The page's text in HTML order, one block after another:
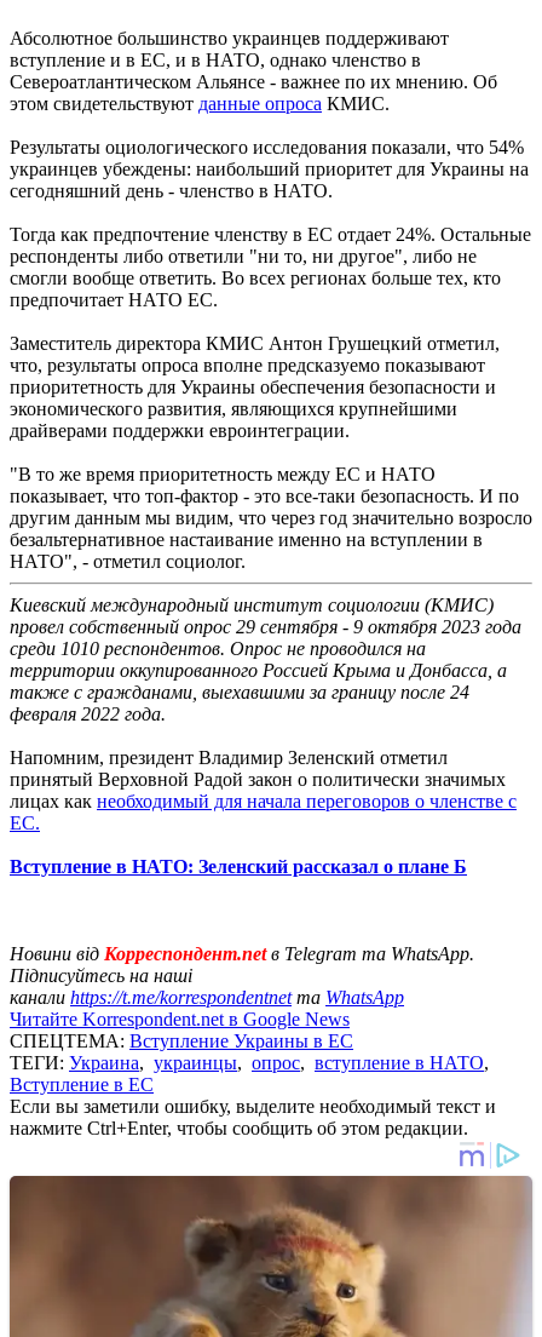
Абсолютное большинство украинцев поддерживают
вступление и в ЕС, и в НАТО, однако членство в
Североатлантическом Альянсе - важнее по их мнению. Об
этом свидетельствуют данные опроса КМИС.
Результаты оциологического исследования показали, что 54%
украинцев убеждены: наибольший приоритет для Украины на
сегодняшний день - членство в НАТО.
Тогда как предпочтение членству в ЕС отдает 24%. Остальные
респонденты либо ответили "ни то, ни другое", либо не
смогли вообще ответить. Во всех регионах больше тех, кто
предпочитает НАТО ЕС.
Заместитель директора КМИС Антон Грушецкий отметил,
что, результаты опроса вполне предсказуемо показывают
приоритетность для Украины обеспечения безопасности и
экономического развития, являющихся крупнейшими
драйверами поддержки евроинтеграции.
"В то же время приоритетность между ЕС и НАТО
показывает, что топ-фактор - это все-таки безопасность. И по
другим данным мы видим, что через год значительно возросло
безальтернативное настаивание именно на вступлении в
НАТО", - отметил социолог.
Киевский международный институт социологии (КМИС)
провел собственный опрос 29 сентября - 9 октября 2023 года
среди 1010 респондентов. Опрос не проводился на
территории оккупированного Россией Крыма и Донбасса, а
также с гражданами, выехавшими за границу после 24
февраля 2022 года.
Напомним, президент Владимир Зеленский отметил
принятый Верховной Радой закон о политически значимых
лицах как необходимый для начала переговоров о членстве с
ЕС.
Вступление в НАТО: Зеленский рассказал о плане Б
Новини від Корреспондент.netв Telegram та WhatsApp.
Підписуйтесь на наші
канали https://t.me/korrespondentnetта WhatsApp
Читайте Korrespondent.net в Google News
СПЕЦТЕМА: Вступление Украины в ЕС
ТЕГИ: Украина, украинцы, опрос, вступление в НАТО,
Вступление в ЕС
Если вы заметили ошибку, выделите необходимый текст и
нажмите Ctrl+Enter, чтобы сообщить об этом редакции.